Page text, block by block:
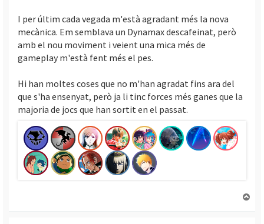
I per últim cada vegada m'està agradant més la nova
mecànica. Em semblava un Dynamax descafeinat, però
amb el nou moviment i veient una mica més de
gameplay m'està fent més el pes.
Hi han moltes coses que no m'han agradat fins ara del
que s'ha ensenyat, però ja li tinc forces més ganes que la
majoria de jocs que han sortit en el passat.